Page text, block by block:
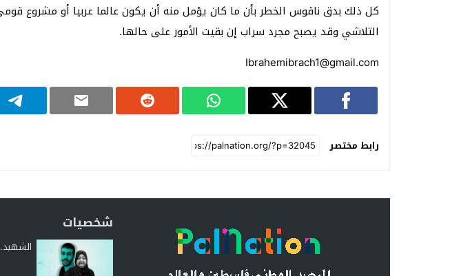
كل ذلك بدق ناقوس الخطر بأن ما كان يؤمل منه أن يكون عالما عربيا أو مشروع
التلاشي وقد يصبح مجرد سراب إن بقيت الأمور على حالها.
Ibrahemibrach1@gmail.com
رابط مختصر
شخصيات